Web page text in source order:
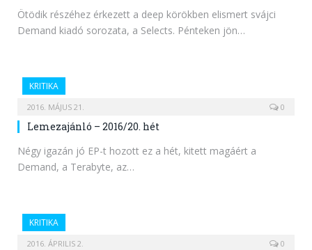
Ötödik részéhez érkezett a deep körökben elismert svájci
Demand kiadó sorozata, a Selects. Pénteken jön…
KRITIKA
2016. MÁJUS 21. 0
Lemezajánló – 2016/20. hét
Négy igazán jó EP-t hozott ez a hét, kitett magáért a
Demand, a Terabyte, az…
KRITIKA
2016. ÁPRILIS 2. 0